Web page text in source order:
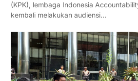
(KPK), lembaga Indonesia
kembali melakukan audiensi…